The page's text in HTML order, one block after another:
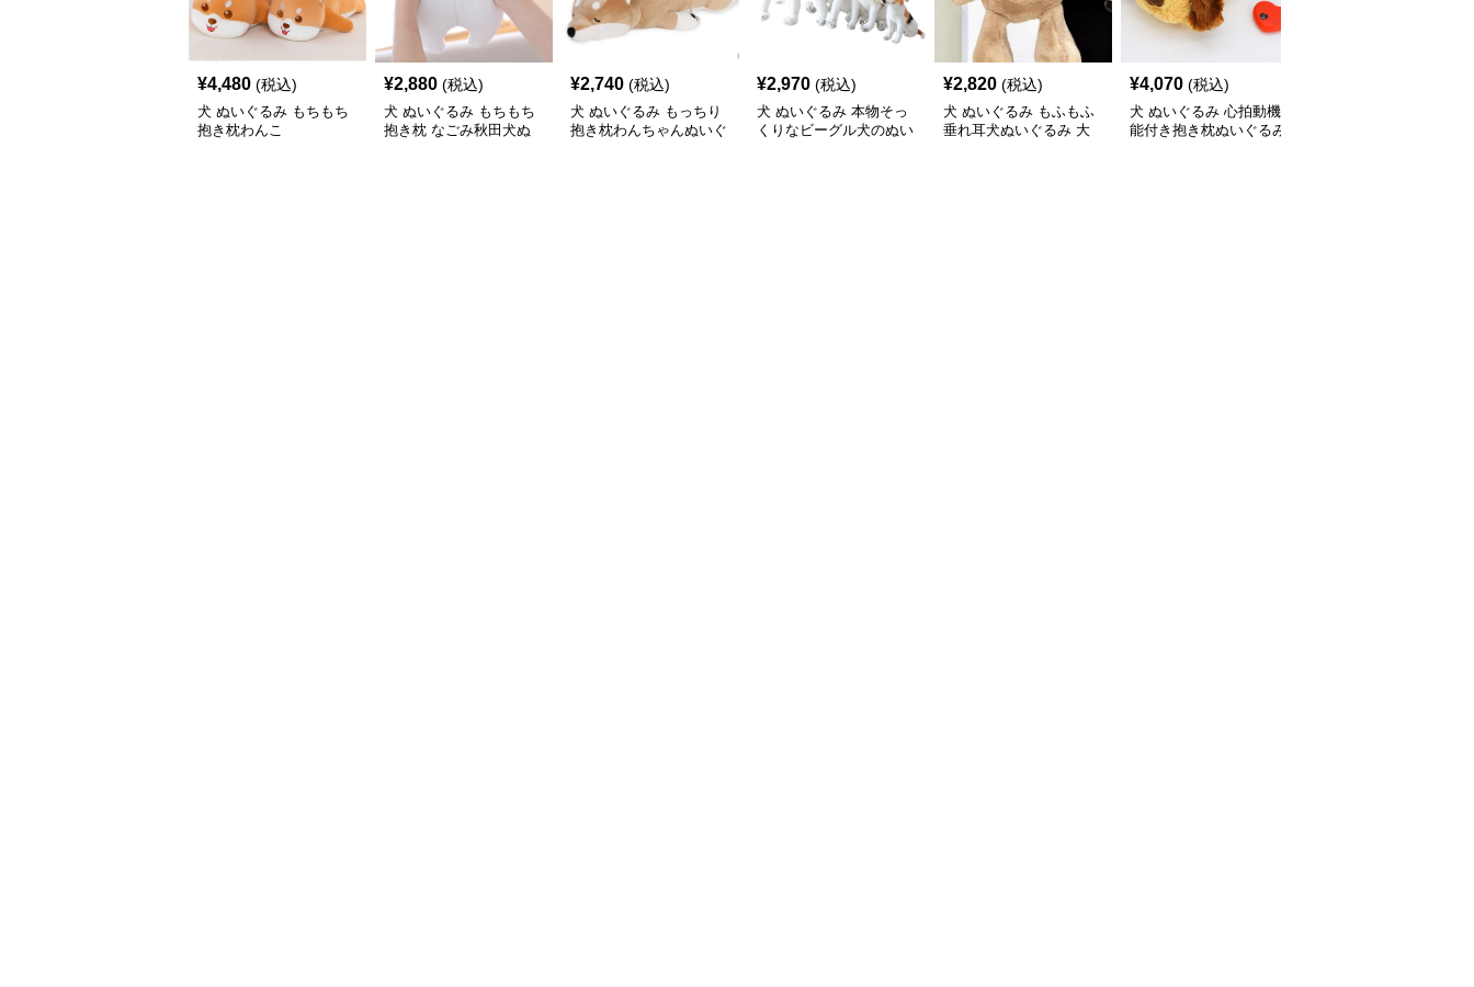
¥4,480 (税込)
犬 ぬいぐるみ もちもち
抱き枕わんこ
¥2,880 (税込)
犬 ぬいぐるみ もちもち
抱き枕 なごみ秋田犬ぬ
¥2,740 (税込)
犬 ぬいぐるみ もっちり
抱き枕わんちゃんぬいぐ
¥2,970 (税込)
犬 ぬいぐるみ 本物そっ
くりなビーグル犬のぬい
¥2,820 (税込)
犬 ぬいぐるみ もふもふ
垂れ耳犬ぬいぐるみ 大
¥4,070 (税込)
犬 ぬいぐるみ 心拍動機
能付き抱き枕ぬいぐるみ